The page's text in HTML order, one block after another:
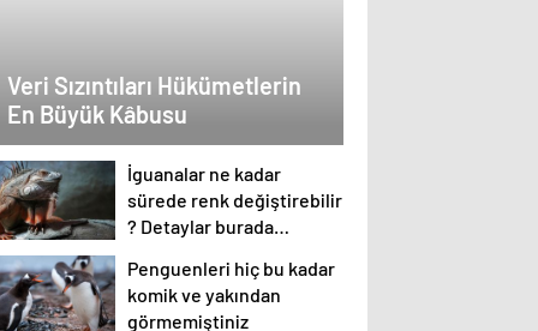
Veri Sızıntıları Hükümetlerin
En Büyük Kâbusu
İguanalar ne kadar
sürede renk değiştirebilir
? Detaylar burada…
Penguenleri hiç bu kadar
komik ve yakından
görmemiştiniz